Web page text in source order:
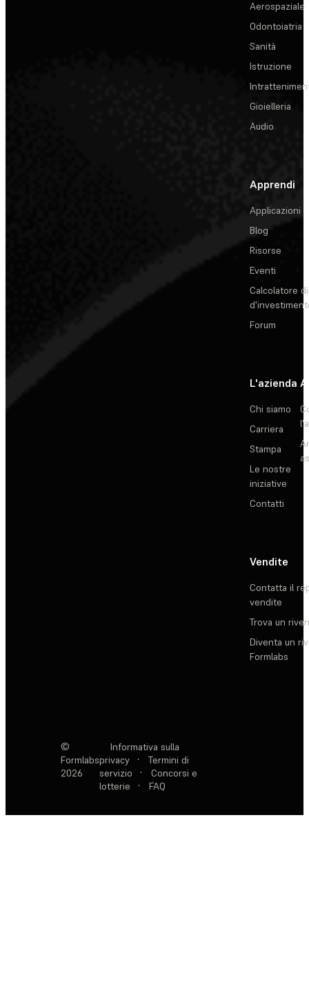
Aerospaziale
Odontoiatria
Sanità
Istruzione
Gioielleria
Audio
Apprendi
Applicazioni
Blog
Risorse
Eventi
Calcolatore
Forum
L'azienda
Chi siamo
Carriera
Stampa
Le nostre
iniziative
Contatti
Vendite
Contatta il
vendite
Trova un
Diventa un
Formlabs
©
Formlabs
2026
Informativa sulla
privacy
·
Termini di
servizio
·
Concorsi e
lotterie
· FAQ